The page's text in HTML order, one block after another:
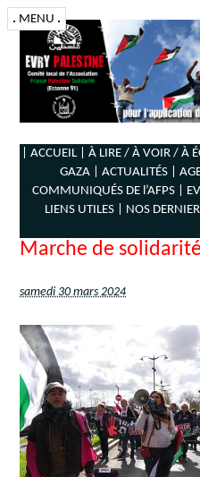
. MENU .
| ACCUEIL | À LIRE / À VOIR / À
GAZA |
ACTUALITÉS |
COMMUNIQUÉS DE l’AFPS |
LIENS UTILES |
NOS
Marche de
samedi 30 mars 2024